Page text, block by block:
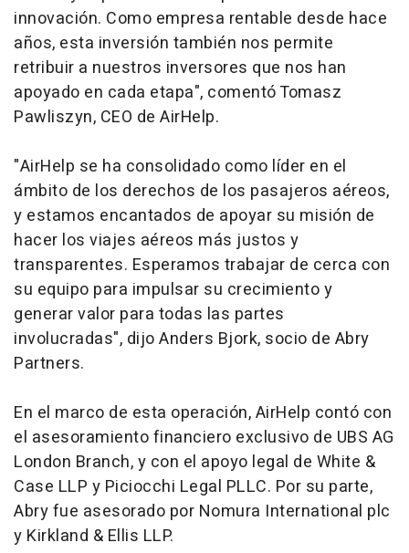
innovación. Como empresa rentable desde hace
años, esta inversión también nos permite
retribuir a nuestros inversores que nos han
apoyado en cada etapa", comentó Tomasz
Pawliszyn, CEO de AirHelp.
"AirHelp se ha consolidado como líder en el
ámbito de los derechos de los pasajeros aéreos,
y estamos encantados de apoyar su misión de
hacer los viajes aéreos más justos y
transparentes. Esperamos trabajar de cerca con
su equipo para impulsar su crecimiento y
generar valor para todas las partes
involucradas", dijo Anders Bjork, socio de Abry
Partners.
En el marco de esta operación, AirHelp contó con
el asesoramiento financiero exclusivo de UBS AG
London Branch, y con el apoyo legal de White &
Case LLP y Piciocchi Legal PLLC. Por su parte,
Abry fue asesorado por Nomura International plc
y Kirkland & Ellis LLP.